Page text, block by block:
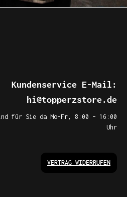
Kundenservice E-Mail:
hi@topperzstore.de
für Sie da Mo–Fr, 8:00 – 16:00
Uhr
VERTRAG WIDERRUFEN